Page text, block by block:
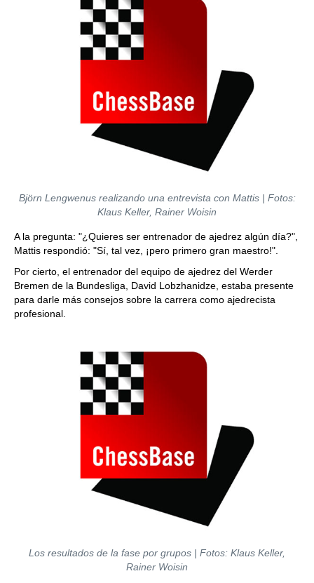
Björn Lengwenus realizando una entrevista con Mattis | Fotos:
Klaus Keller, Rainer Woisin
A la pregunta: "¿Quieres ser entrenador de ajedrez algún día?",
Mattis respondió: "Sí, tal vez, ¡pero primero gran maestro!".
Por cierto, el entrenador del equipo de ajedrez del Werder
Bremen de la Bundesliga, David Lobzhanidze, estaba presente
para darle más consejos sobre la carrera como ajedrecista
profesional.
Los resultados de la fase por grupos | Fotos: Klaus Keller,
Rainer Woisin